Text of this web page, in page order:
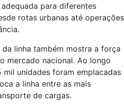
para diferentes
rotas urbanas até operações
linha também mostra a força
mercado nacional. Ao longo
mil unidades foram emplacadas
a linha entre as mais
de cargas.